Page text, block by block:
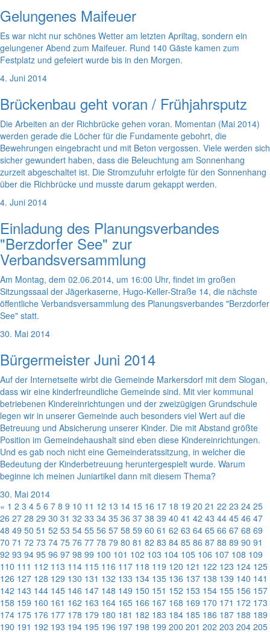
Gelungenes Maifeuer
Es war nicht nur schönes Wetter am letzten Apriltag, sondern ein
gelungener Abend zum Maifeuer. Rund 140 Gäste kamen zum
Festplatz und gefeiert wurde bis in den Morgen.
4. Juni 2014
Brückenbau geht voran / Frühjahrsputz
Die Arbeiten an der Richbrücke gehen voran. Momentan (Mai 2014)
werden gerade die Löcher für die Fundamente gebohrt, die
Bewehrungen eingebracht und mit Beton vergossen. Viele werden sich
sicher gewundert haben, dass die Beleuchtung am Sonnenhang
zurzeit abgeschaltet ist. Die Stromzufuhr erfolgte für den Sonnenhang
über die Richbrücke und musste darum gekappt werden.
4. Juni 2014
Einladung des Planungsverbandes
"Berzdorfer See" zur
Verbandsversammlung
Am Montag, dem 02.06.2014, um 16:00 Uhr, findet im großen
Sitzungssaal der Jägerkaserne, Hugo-Keller-Straße 14, die nächste
öffentliche Verbandsversammlung des Planungsverbandes "Berzdorfer
See" statt.
30. Mai 2014
Bürgermeister Juni 2014
Auf der Internetseite wirbt die Gemeinde Markersdorf mit dem Slogan,
dass wir eine kinderfreundliche Gemeinde sind. Mit vier kommunal
betriebenen Kindereinrichtungen und der zweizügigen Grundschule
legen wir in unserer Gemeinde auch besonders viel Wert auf die
Betreuung und Absicherung unserer Kinder. Die mit Abstand größte
Position im Gemeindehaushalt sind eben diese Kindereinrichtungen.
Und es gab noch nicht eine Gemeinderatssitzung, in welcher die
Bedeutung der Kinderbetreuung heruntergespielt wurde. Warum
beginne ich meinen Juniartikel dann mit diesem Thema?
30. Mai 2014
« 1 2 3 4 5 6 7 8 9 10 11 12 13 14 15 16 17 18 19 20 21 22 23 24 25
26 27 28 29 30 31 32 33 34 35 36 37 38 39 40 41 42 43 44 45 46 47
48 49 50 51 52 53 54 55 56 57 58 59 60 61 62 63 64 65 66 67 68 69
70 71 72 73 74 75 76 77 78 79 80 81 82 83 84 85 86 87 88 89 90 91
92 93 94 95 96 97 98 99 100 101 102 103 104 105 106 107 108 109
110 111 112 113 114 115 116 117 118 119 120 121 122 123 124 125
126 127 128 129 130 131 132 133 134 135 136 137 138 139 140 141
142 143 144 145 146 147 148 149 150 151 152 153 154 155 156 157
158 159 160 161 162 163 164 165 166 167 168 169 170 171 172 173
174 175 176 177 178 179 180 181 182 183 184 185 186 187 188 189
190 191 192 193 194 195 196 197 198 199 200 201 202 203 204 205